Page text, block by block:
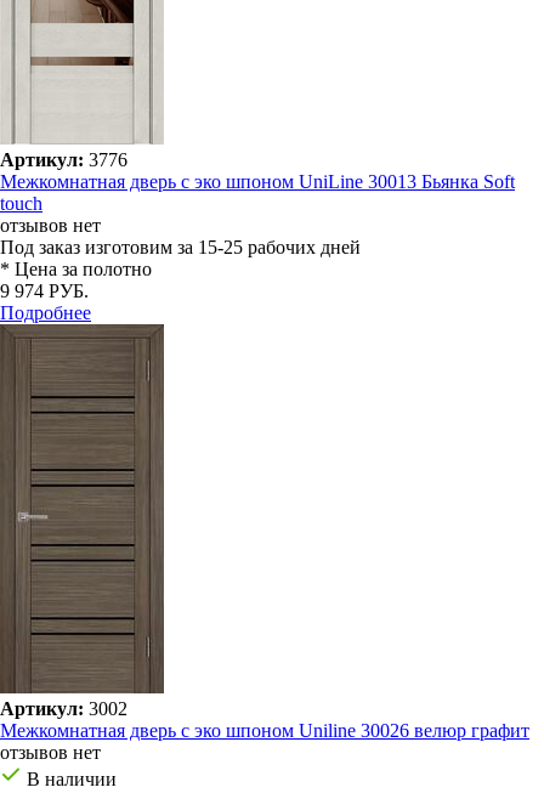
Артикул: 3776
Межкомнатная дверь с эко шпоном UniLine 30013 Бьянка Soft
touch
отзывов нет
Под заказ изготовим за 15-25 рабочих дней
* Цена за полотно
9 974 РУБ.
Подробнее
Артикул: 3002
Межкомнатная дверь с эко шпоном Uniline 30026 велюр графит
отзывов нет
В наличии